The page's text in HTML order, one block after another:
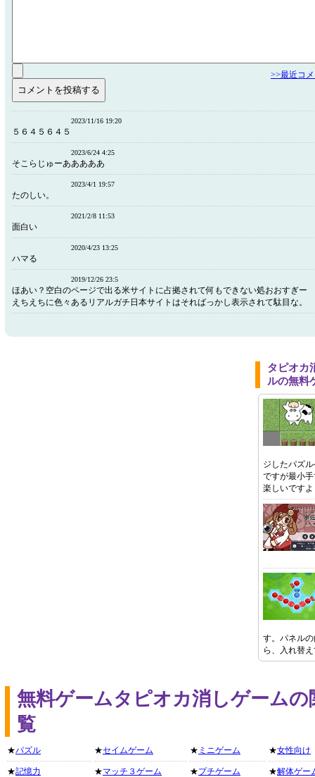
>>最近コ
2023/11/16 19:20
５６４５６４５
2023/6/24 4:25
そこらじゅーあああああ
2023/4/1 19:57
たのしい。
2021/2/8 11:53
面白い
2020/4/23 13:25
ハマる
2019/12/26 23:5
ほあい？空白のページで出る米サイトに占拠されて何もできない処おおすぎー
えちえちに色々あるリアルガチ日本サイトはそればっかし表示されて駄目な。
タピオカ
ルの無料
ジしたパズ
ですが最小
楽しいです
す。パネル
ら、入れ替
無料ゲームタピオカ消しゲーム
覧
★パズル
★記憶力
★セイムゲーム
★マッチ３ゲーム
★ ミニゲーム
★プチゲーム
★女性向け
★解体ゲー